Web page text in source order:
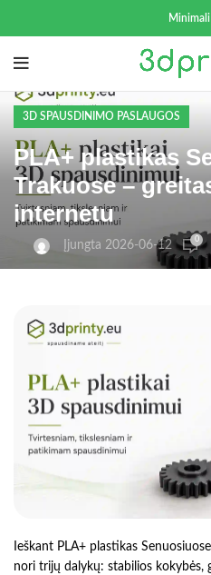
3D SPAUSDINIMO PASLAUGOS
PLA+ plastikas
Trakuose –
internetu
Įjungta 2026-06-12 0
Ieškant PLA+ plastikas
nori trijų dalykų: stabilios kokybės,